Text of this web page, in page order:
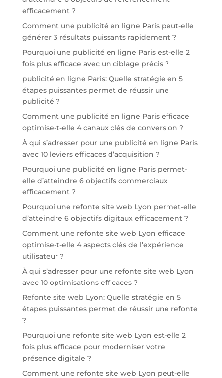
efficacement ?
Comment une publicité en ligne Paris peut-elle
générer 3 résultats puissants rapidement ?
Pourquoi une publicité en ligne Paris est-elle 2
fois plus efficace avec un ciblage précis ?
publicité en ligne Paris: Quelle stratégie en 5
étapes puissantes permet de réussir une
publicité ?
Comment une publicité en ligne Paris efficace
optimise-t-elle 4 canaux clés de conversion ?
À qui s’adresser pour une publicité en ligne Paris
avec 10 leviers efficaces d’acquisition ?
Pourquoi une publicité en ligne Paris permet-
elle d’atteindre 6 objectifs commerciaux
efficacement ?
Pourquoi une refonte site web Lyon permet-elle
d’atteindre 6 objectifs digitaux efficacement ?
Comment une refonte site web Lyon efficace
optimise-t-elle 4 aspects clés de l’expérience
utilisateur ?
À qui s’adresser pour une refonte site web Lyon
avec 10 optimisations efficaces ?
Refonte site web Lyon: Quelle stratégie en 5
étapes puissantes permet de réussir une refonte
?
Pourquoi une refonte site web Lyon est-elle 2
fois plus efficace pour moderniser votre
présence digitale ?
Comment une refonte site web Lyon peut-elle